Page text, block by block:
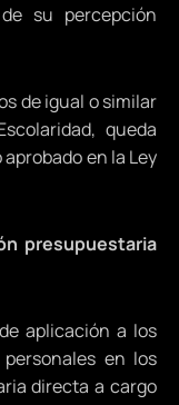
su percepción
de igual o similar
queda
en la Ley
presupuestaria
aplicación a los
en los
directa a cargo